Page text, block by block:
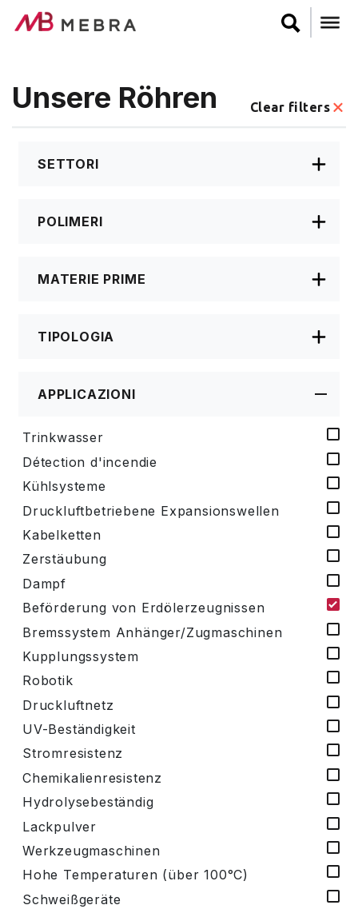
to
Unsere Röhren Clear filters
SETTORI
POLIMERI
MATERIE PRIME
TIPOLOGIA
APPLICAZIONI
Trinkwasser
Détection d'incendie
Kühlsysteme
Druckluftbetriebene Expansionswellen
Kabelketten
Zerstäubung
Dampf
Beförderung von Erdölerzeugnissen
Bremssystem Anhänger/Zugmaschinen
Kupplungssystem
Robotik
Druckluftnetz
UV-Beständigkeit
Stromresistenz
Chemikalienresistenz
Hydrolysebeständig
Lackpulver
Werkzeugmaschinen
Hohe Temperaturen (über 100°C)
Schweißgeräte